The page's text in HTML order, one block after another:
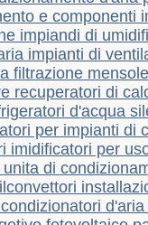
e componenti
impiandi di
impianti di
filtrazione
recuperatori di
d'acqua
per impianti di
imidificatori per
di